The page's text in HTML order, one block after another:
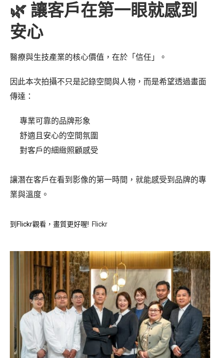
🌿 讓客戶在第一眼就感到
安心
醫療與生技產業的核心價值，在於「信任」。
因此本次拍攝不只是記錄空間與人物，而是希望透過畫面
傳達：
專業可靠的品牌形象
舒適且安心的空間氛圍
對客戶的細緻照顧感受
讓潛在客戶在看到影像的第一時間，就能感受到品牌的專
業與溫度。
到Flickr觀看，畫質更好喔! Flickr